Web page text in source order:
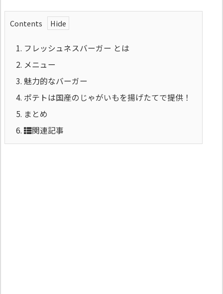
Contents
1. フレッシュネスバーガー とは
2. メニュー
3. 魅力的なバーガー
4. ポテトは国産のじゃがいもを揚げたてで提供！
5. まとめ
6.
関連記事